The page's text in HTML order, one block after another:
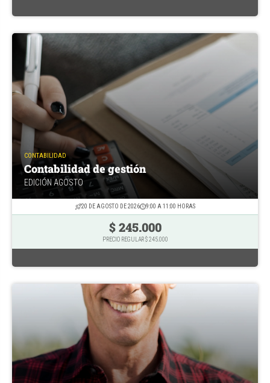
CONTABILIDAD
Contabilidad de gestión
EDICIÓN AGOSTO
20 DE AGOSTO DE 2026 9:00 A 11:00 HORAS
$ 245.000
PRECIO REGULAR $ 245.000